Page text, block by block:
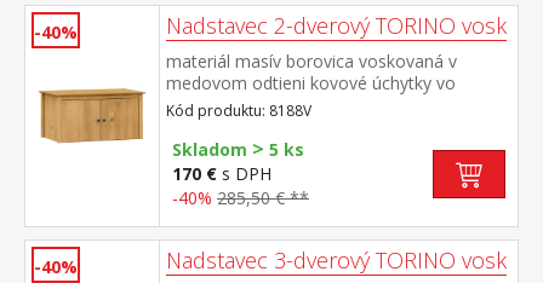
-40% Nadstavec 2-dverový TORINO vosk
materiál masív borovica voskovaná v
medovom odtieni kovové úchytky vo
farebnom prevedení černená
mosadz nadstavec pre skriňu 8088V
Kód produktu: 8188V
Skladom > 5 ks
170 € s DPH
-40% 285,50 € **
-40% Nadstavec 3-dverový TORINO vosk